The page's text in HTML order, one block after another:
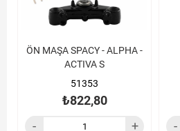
ÖN MAŞA SPACY - ALPHA -
ACTIVA S
51353
₺822,80